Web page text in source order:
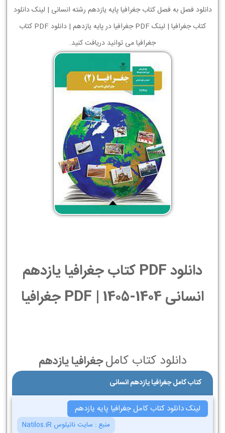
دانلود فصل به فصل کتاب جغرافیا پایه یازدهم رشته انسانی | لینک دانلود
کتاب جغرافیا | لینک PDF جغرافیا در پایه یازدهم | دانلود PDF کتاب
جغرافیا می توانید دریافت کنید.
دانلود PDF کتاب جغرافیا یازدهم
انسانی 1404-1405 | PDF جغرافیا
دانلود کتاب کاملجغرافیا یازدهم
کتاب کامل جغرافیا یازدهم انسانی
لینک دانلود کتاب کامل جغرافیا پایه یازدهم
منبع : سایت ناتیلوس Natilos.iR